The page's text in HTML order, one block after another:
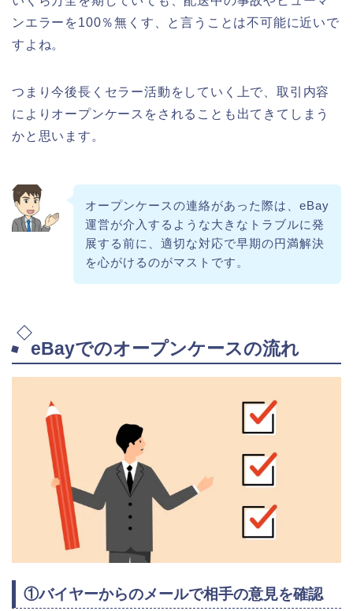
ンエラーを100％無くす、と言うことは不可能に近いで
すよね。
つまり今後長くセラー活動をしていく上で、取引内容
によりオープンケースをされることも出てきてしまう
かと思います。
オープンケースの連絡があった際は、eBay
運営が介入するような大きなトラブルに発
展する前に、適切な対応で早期の円満解決
を心がけるのがマストです。
eBayでのオープンケースの流れ
①バイヤーからのメールで相手の意見を確認